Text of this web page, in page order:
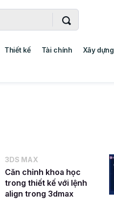
Thiết kế Tài chính Xây dựng
3DS MAX
Căn chỉnh khoa học
trong thiết kế với lệnh
align trong 3dmax